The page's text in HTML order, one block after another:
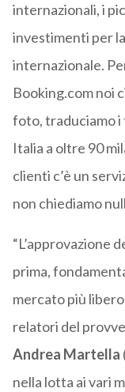
internazionali, i
investimenti per
internazionale.
Booking.com noi
foto, traduciamo i
Italia a oltre 90
clienti c’è un
non chiediamo
“L’approvazione
prima,
mercato più
relatori del
Andrea Martella
nella lotta ai vari